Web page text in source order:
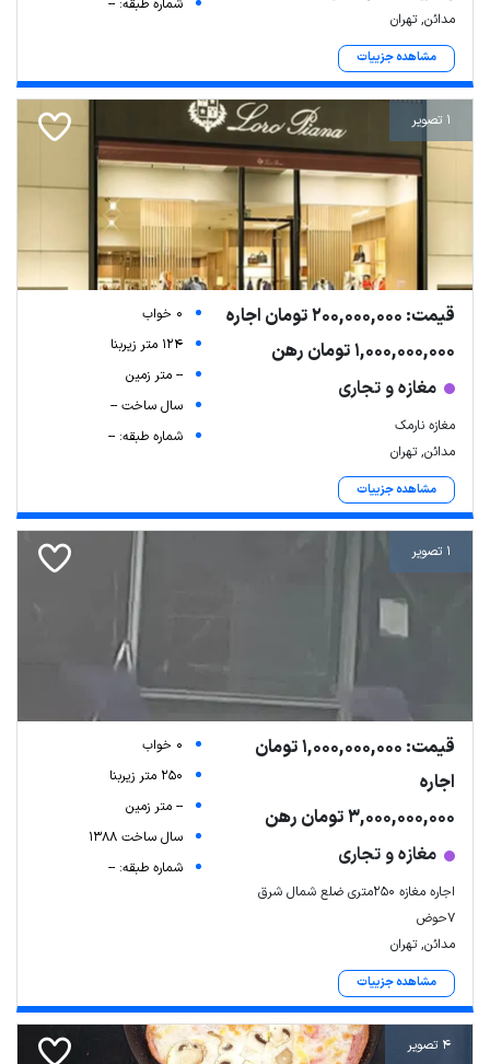
مدائن, تهران
مشاهده جزییات
شماره طبقه: --
1 تصویر
قیمت: 200,000,000 تومان اجاره
1,000,000,000 تومان رهن
مغازه و تجاری
مغازه نارمک
مدائن, تهران
مشاهده جزییات
0 خواب
124 متر زیربنا
-- متر زمین
سال ساخت --
شماره طبقه: --
1 تصویر
قیمت: 1,000,000,000 تومان
اجاره
3,000,000,000 تومان رهن
مغازه و تجاری
اجاره مغازه ۲۵۰متری ضلع شمال شرق
۷حوض
مدائن, تهران
مشاهده جزییات
0 خواب
250 متر زیربنا
-- متر زمین
سال ساخت 1388
شماره طبقه: --
4 تصویر